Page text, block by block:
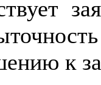
к